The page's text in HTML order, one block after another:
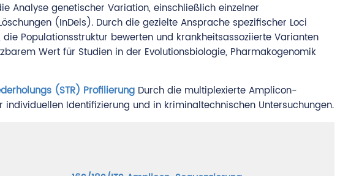
Analyse genetischer Variation, einschließlich einzelner
(InDels). Durch die gezielte Ansprache spezifischer Loci
Populationsstruktur bewerten und krankheitsassoziierte Varianten
Wert für Studien in der Evolutionsbiologie, Pharmakogenomik
(STR) Profilierung Durch die multiplexierte Amplicon-
Identifizierung und in kriminaltechnischen Untersuchungen.